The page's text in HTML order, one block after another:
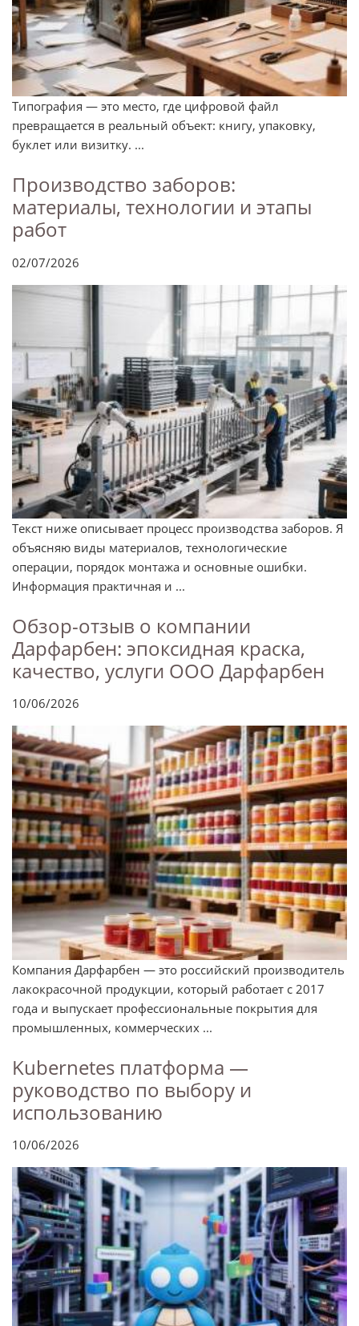
Типография — это место, где цифровой файл
превращается в реальный объект: книгу, упаковку,
буклет или визитку. ...
Производство заборов:
материалы, технологии и этапы
работ
02/07/2026
Текст ниже описывает процесс производства заборов. Я
объясняю виды материалов, технологические
операции, порядок монтажа и основные ошибки.
Информация практичная и ...
Обзор-отзыв о компании
Дарфарбен: эпоксидная краска,
качество, услуги ООО Дарфарбен
10/06/2026
Компания Дарфарбен — это российский производитель
лакокрасочной продукции, который работает с 2017
года и выпускает профессиональные покрытия для
промышленных, коммерческих ...
Kubernetes платформа —
руководство по выбору и
использованию
10/06/2026